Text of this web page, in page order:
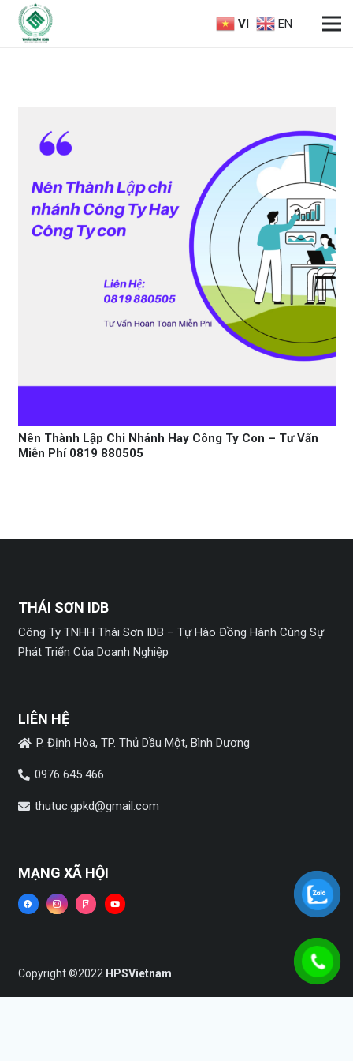
VI EN
Nên Thành Lập Chi Nhánh Hay Công Ty Con – Tư Vấn
Miễn Phí 0819 880505
THÁI SƠN IDB
Công Ty TNHH Thái Sơn IDB – Tự Hào Đồng Hành Cùng Sự
Phát Triển Của Doanh Nghiệp
LIÊN HỆ
P. Định Hòa, TP. Thủ Dầu Một, Bình Dương
0976 645 466
thutuc.gpkd@gmail.com
MẠNG XÃ HỘI
Copyright ©2022 HPSVietnam